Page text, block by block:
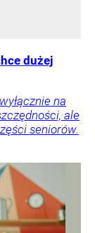
dużej
na
ale
seniorów.